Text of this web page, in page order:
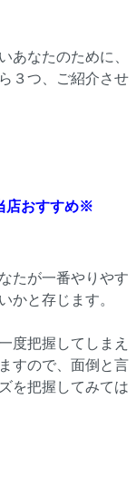
あなたのために、
３つ、ご紹介させ
店おすすめ※
たが一番やりやす
かと存じます。
度把握してしまえ
すので、面倒と言
を把握してみては